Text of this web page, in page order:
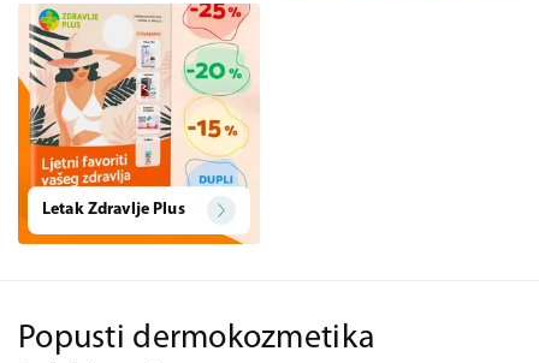
Letak Zdravlje Plus
Popusti dermokozmetika